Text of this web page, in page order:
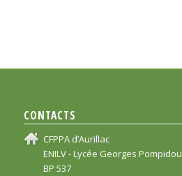
CONTACTS
CFPPA d’Aurillac
ENILV - Lycée Georges Pompidou
BP 537